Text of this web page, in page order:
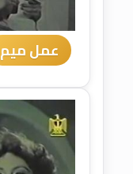
عمل ميم